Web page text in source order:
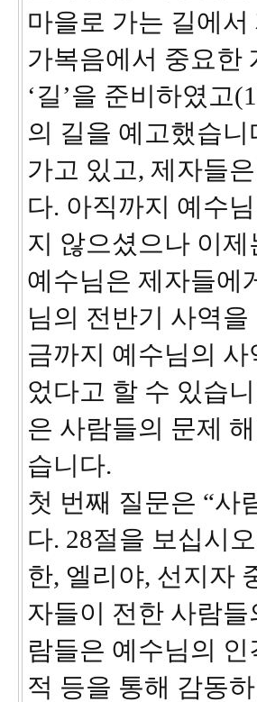
마을로 가는 길에서
가복음에서 중요한
‘길’을 준비하였고
의 길을 예고했습
가고 있고, 제자들
다. 아직까지 예수
지 않으셨으나 이
예수님은 제자들에
님의 전반기 사역
금까지 예수님의
었다고 할 수 있습
은 사람들의 문제
습니다.
첫 번째 질문은 “사
다. 28절을 보십시
한, 엘리야, 선지자
자들이 전한 사람
람들은 예수님의
적 등을 통해 감동